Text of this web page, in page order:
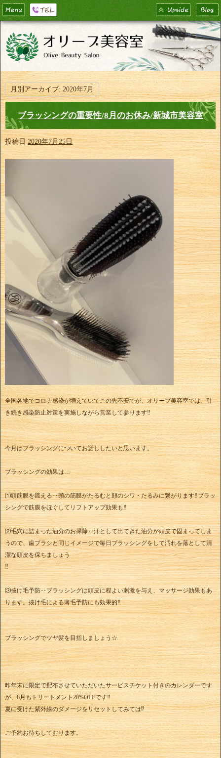
月別アーカイブ:2020年7月
ブラッシングの重要性/8月のお休み/新城市美容室
投稿日 2020年7月25日
全国各地でコロナ感染が増えていてこの先不安でが、オリーブ美容室では、引
き続き感染防止対策を実施しながら営業して参ります‼︎
今月はブラッシングについてお話ししたいと思います。
ブラッシングの効果は…
⑴頭筋膜を鍛える‥頭の筋膜がたるむと顔のシワ・たるみに繋がります‼︎ブラッ
シングで筋膜をほぐしてリフトアップ効果も‼︎
⑵毛穴に詰まった油分のお掃除‥汗として出てきた油分が頭皮で固まってしま
うので、歯ブラシと同じイメージで毎日ブラッシングをして汚れを落として清
潔な頭皮を保ちましょう
‼︎
⑶抜け毛予防‥ブラッシングは頭皮に程よい刺激を与え、マッサージ効果もあ
ります。抜け毛による薄毛予防にも効果的‼︎
ブラッシングでツヤ髪を目指しましょう☆
昨年末に限定で配布させていただいたサービスチケット付きのカレンダーです
が、8月もトリートメント20%OFFです‼︎
夏に受けた紫外線のダメージをリセットしてみては⁉︎
ご予約お待ちしております。